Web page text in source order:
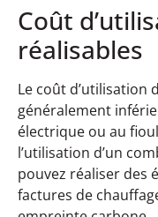
Coût
réalisables
Le coût d’utilisation
généralement
électrique ou au
l’utilisation d’un
pouvez réaliser des
factures de